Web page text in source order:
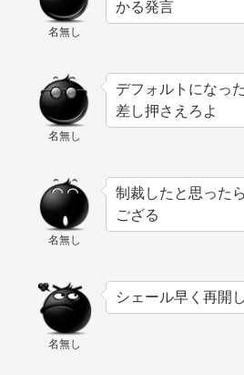
名無し
かる発言
名無し
デフォルトになっ
差し押さえろよ
名無し
制裁したと思った
ござる
名無し
シェール早く再開